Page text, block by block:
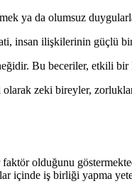
ya da olumsuz
insan ilişkilerinin güçlü
Bu beceriler, etkili bir
zeki bireyler,
olduğunu
içinde iş birliği yapma